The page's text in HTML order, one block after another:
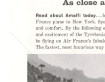
Einst und Heute
Konzerne
Epoche